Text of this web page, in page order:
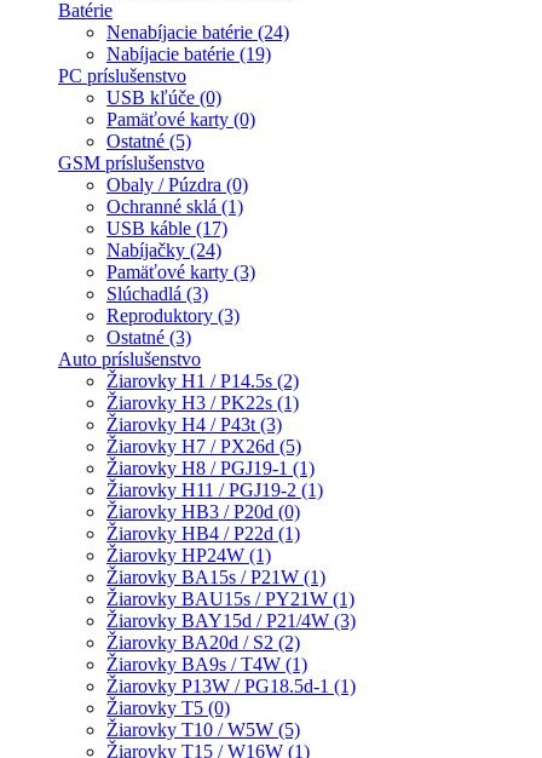
Batérie
Nenabíjacie batérie (24)
Nabíjacie batérie (19)
PC príslušenstvo
USB kľúče (0)
Pamäťové karty (0)
Ostatné (5)
GSM príslušenstvo
Obaly / Púzdra (0)
Ochranné sklá (1)
USB káble (17)
Nabíjačky (24)
Pamäťové karty (3)
Slúchadlá (3)
Reproduktory (3)
Ostatné (3)
Auto príslušenstvo
Žiarovky H1 / P14.5s (2)
Žiarovky H3 / PK22s (1)
Žiarovky H4 / P43t (3)
Žiarovky H7 / PX26d (5)
Žiarovky H8 / PGJ19-1 (1)
Žiarovky H11 / PGJ19-2 (1)
Žiarovky HB3 / P20d (0)
Žiarovky HB4 / P22d (1)
Žiarovky HP24W (1)
Žiarovky BA15s / P21W (1)
Žiarovky BAU15s / PY21W (1)
Žiarovky BAY15d / P21/4W (3)
Žiarovky BA20d / S2 (2)
Žiarovky BA9s / T4W (1)
Žiarovky P13W / PG18.5d-1 (1)
Žiarovky T5 (0)
Žiarovky T10 / W5W (5)
Žiarovky T15 / W16W (1)